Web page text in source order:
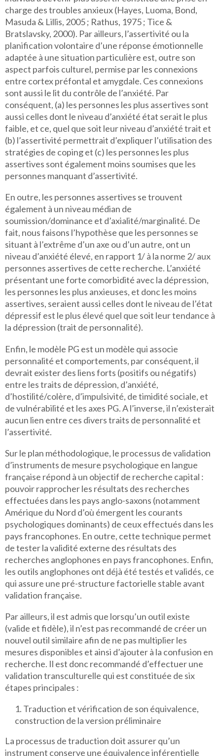
charge des troubles anxieux (Hayes, Luoma, Bond,
Masuda & Lillis, 2005 ; Rathus, 1975 ; Tice &
Bratslavsky, 2000). Par ailleurs, l’assertivité ou la
planification volontaire d’une réponse émotionnelle
adaptée à une situation particulière est, outre son
aspect parfois culturel, permise par les connexions
entre cortex préfontal et amygdale. Ces connexions
sont aussi le lit du contrôle de l’anxiété. Par
conséquent, (a) les personnes les plus assertives sont
aussi celles dont le niveau d’anxiété état serait le plus
faible, et ce, quel que soit leur niveau d’anxiété trait et
(b) l’assertivité permettrait d’expliquer l’utilisation des
stratégies de coping et (c) les personnes les plus
assertives sont également moins soumises que les
personnes manquant d’assertivité.
En outre, les personnes assertives se trouvent
également à un niveau médian de
soumission/dominance et d’axialité/marginalité. De
fait, nous faisons l’hypothèse que les personnes se
situant à l’extrême d’un axe ou d’un autre, ont un
niveau d’anxiété élevé, en rapport 1/ à la norme 2/ aux
personnes assertives de cette recherche. L’anxiété
présentant une forte comorbidité avec la dépression,
les personnes les plus anxieuses, et donc les moins
assertives, seraient aussi celles dont le niveau de l’état
dépressif est le plus élevé quel que soit leur tendance à
la dépression (trait de personnalité).
Enfin, le modèle PG est un modèle qui associe
personnalité et comportements, par conséquent, il
devrait exister des liens forts (positifs ou négatifs)
entre les traits de dépression, d’anxiété,
d’hostilité/colère, d’impulsivité, de timidité sociale, et
de vulnérabilité et les axes PG. A l’inverse, il n’existerait
aucun lien entre ces divers traits de personnalité et
l’assertivité.
Sur le plan méthodologique, le processus de validation
d’instruments de mesure psychologique en langue
française répond à un objectif de recherche capital :
pouvoir rapprocher les résultats des recherches
effectuées dans les pays anglo-saxons (notamment
Amérique du Nord d’où émergent les courants
psychologiques dominants) de ceux effectués dans les
pays francophones. En outre, cette technique permet
de tester la validité externe des résultats des
recherches anglophones en pays francophones. Enfin,
les outils anglophones ont déjà été testés et validés, ce
qui assure une pré-structure factorielle stable avant
validation française.
Par ailleurs, il est admis que lorsqu’un outil existe
(valide et fidèle), il n’est pas recommandé de créer un
nouvel outil similaire afin de ne pas multiplier les
mesures disponibles et ainsi d’ajouter à la confusion en
recherche. Il est donc recommandé d’effectuer une
validation transculturelle qui est constituée de six
étapes principales :
Traduction et vérification de son équivalence,
construction de la version préliminaire
La processus de traduction doit assurer qu’un
instrument conserve une équivalence inférentielle